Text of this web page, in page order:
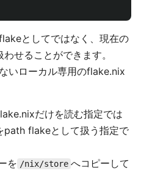
としてではなく、現在の
せることができます。
いローカル専用のflake.nix
だけを読む指定では
path flakeとして扱う指定で
を /nix/store へコピーして